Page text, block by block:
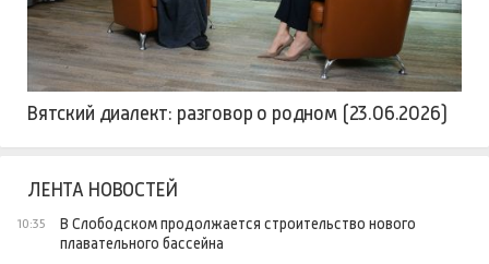
Вятский диалект: разговор о родном (23.06.2026)
ЛЕНТА НОВОСТЕЙ
10:35
В Слободском продолжается строительство нового
плавательного бассейна